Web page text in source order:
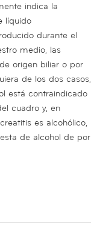
indica la
líquido
durante el
medio, las
origen biliar o por
de los dos casos,
está contraindicado
cuadro y, en
es alcohólico,
de alcohol de por